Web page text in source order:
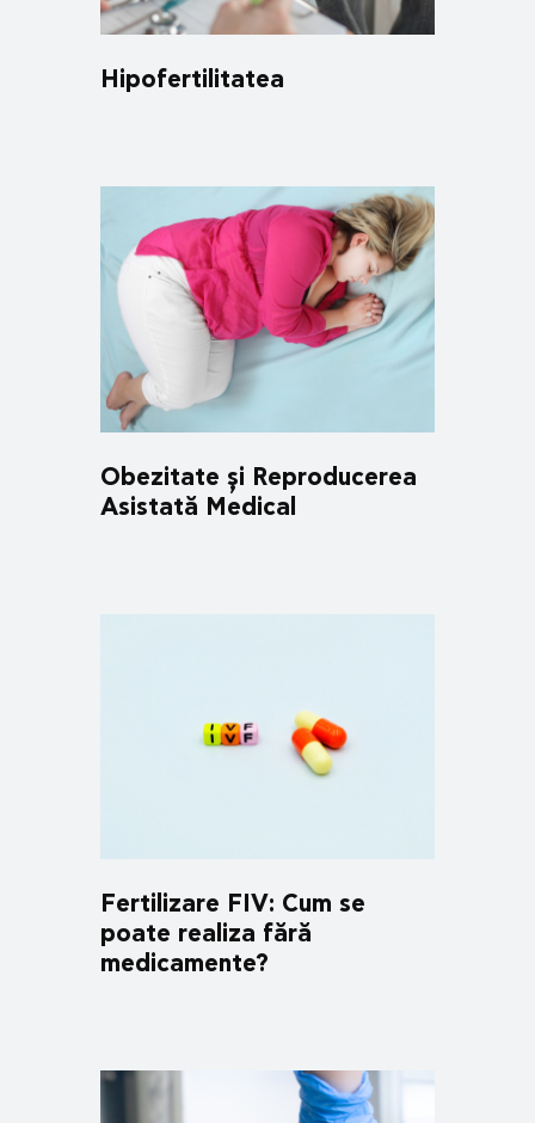
Hipofertilitatea
Obezitate și Reproducerea
Asistată Medical
Fertilizare FIV: Cum se
poate realiza fără
medicamente?